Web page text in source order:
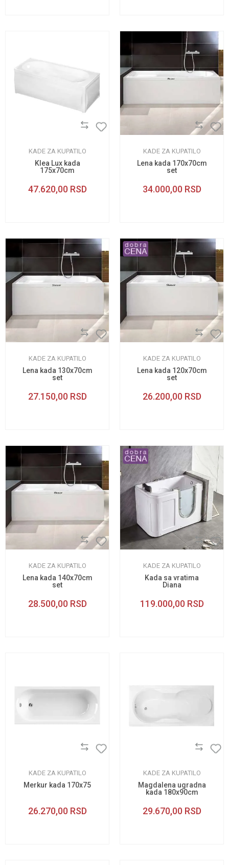
KADE ZA KUPATILO
Klea Lux kada
175x70cm
47.620,00 RSD
KADE ZA KUPATILO
Lena kada 170x70cm
set
34.000,00 RSD
KADE ZA KUPATILO
Lena kada 130x70cm
set
27.150,00 RSD
KADE ZA KUPATILO
Lena kada 120x70cm
set
26.200,00 RSD
KADE ZA KUPATILO
Lena kada 140x70cm
set
28.500,00 RSD
KADE ZA KUPATILO
Kada sa vratima
Diana
119.000,00 RSD
KADE ZA KUPATILO
Merkur kada 170x75
26.270,00 RSD
KADE ZA KUPATILO
Magdalena ugradna
kada 180x90cm
29.670,00 RSD